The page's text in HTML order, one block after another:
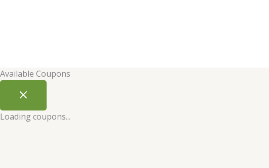
Available Coupons
Loading coupons...